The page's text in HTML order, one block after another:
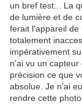
un bref test... La
de lumière et de
ferait l'appareil de
totalement
impérativement
n'ai vu un
précision ce que
absolue. Je n'ai
rendre cette